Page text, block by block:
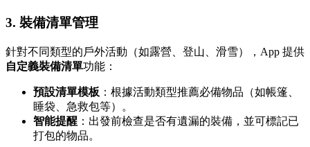
3. 裝備清單管理
針對不同類型的戶外活動（如露營、登山、滑雪），App 提供
自定義裝備清單功能：
預設清單模板 ：根據活動類型推薦必備物品（如帳篷、
睡袋、急救包等）。
智能提醒 ：出發前檢查是否有遺漏的裝備，並可標記已
打包的物品。